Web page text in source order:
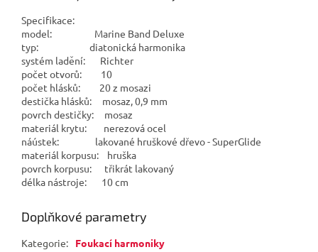
Specifikace:
model: Marine Band Deluxe
typ: diatonická harmonika
systém ladění: Richter
počet otvorů: 10
počet hlásků: 20 z mosazi
destička hlásků: mosaz, 0,9 mm
povrch destičky: mosaz
materiál krytu: nerezová ocel
náústek: lakované hruškové dřevo - SuperGlide
materiál korpusu: hruška
povrch korpusu: třikrát lakovaný
délka nástroje: 10 cm
Doplňkové parametry
Kategorie:
Foukací harmoniky